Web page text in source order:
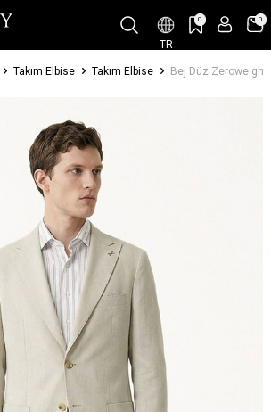
TR
0 0
Takım Elbise Takım Elbise Bej Düz Zeroweight